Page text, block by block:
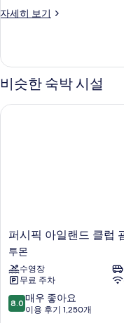
자세히 보기
객
히
기
비슷한 숙박 시설
퍼
시
픽
아
일
랜
드
퍼시픽 아일랜드 클럽
투몬
수영장
무료 주차
10
점
8.0 매우 좋아요
이용 후기 1,250개
퍼시픽 아일랜드 클럽 괌